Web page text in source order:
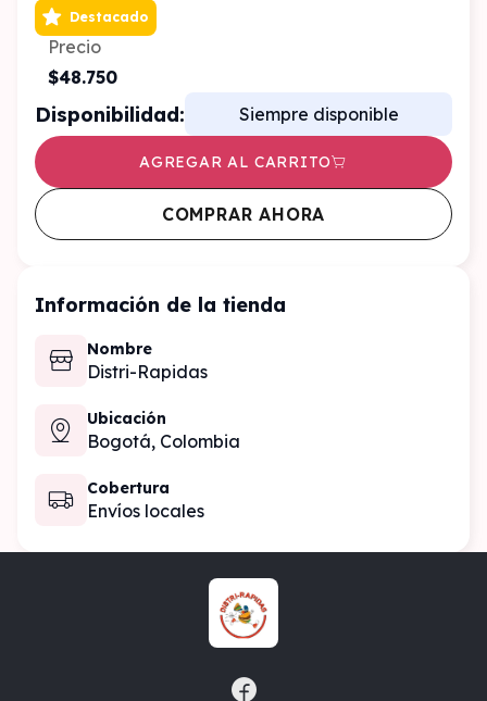
Destacado
Precio
$48.750
Disponibilidad: Siempre disponible
AGREGAR AL CARRITO
COMPRAR AHORA
Información de la tienda
Nombre
Distri-Rapidas
Ubicación
Bogotá, Colombia
Cobertura
Envíos locales